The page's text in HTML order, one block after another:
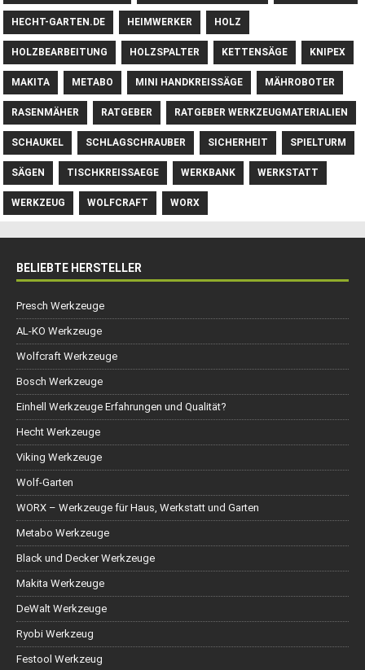
HECHT-GARTEN.DE HEIMWERKER HOLZ
HOLZBEARBEITUNG HOLZSPALTER KETTENSÄGE KNIPEX
MAKITA METABO MINI HANDKREISSÄGE MÄHROBOTER
RASENMÄHER RATGEBER RATGEBER WERKZEUGMATERIALIEN
SCHAUKEL SCHLAGSCHRAUBER SICHERHEIT SPIELTURM
SÄGEN TISCHKREISSAEGE WERKBANK WERKSTATT
WERKZEUG WOLFCRAFT WORX
BELIEBTE HERSTELLER
Presch Werkzeuge
AL-KO Werkzeuge
Wolfcraft Werkzeuge
Bosch Werkzeuge
Einhell Werkzeuge Erfahrungen und Qualität?
Hecht Werkzeuge
Viking Werkzeuge
Wolf-Garten
WORX – Werkzeuge für Haus, Werkstatt und Garten
Metabo Werkzeuge
Black und Decker Werkzeuge
Makita Werkzeuge
DeWalt Werkzeuge
Ryobi Werkzeug
Festool Werkzeug